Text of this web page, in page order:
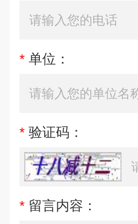
* 单位：
* 验证码：
* 留言内容：